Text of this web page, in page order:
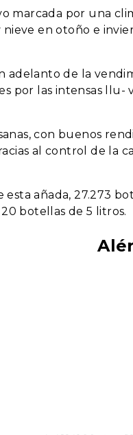
marcada por una
en otoño e
adelanto de la
por las intensas llu-
con buenos
al control de la
esta añada, 27.273
botellas de 5 litros.